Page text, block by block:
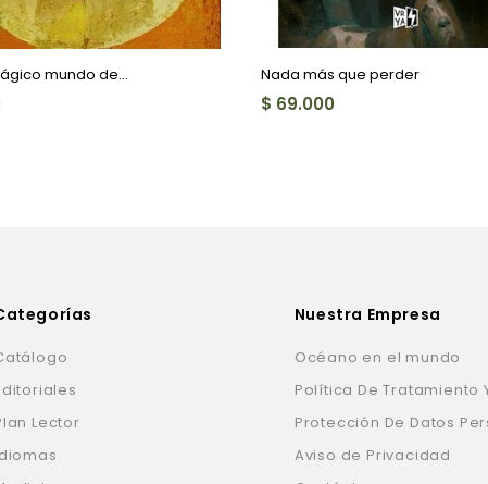
mundo de... Nada más que perder
$ 69.000
Lector
Nuestra Empresa
Océano en el mundo
Política De Tratamiento
Protección De Datos
Aviso de Privacidad